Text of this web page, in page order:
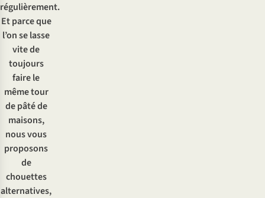
régulièrement.
Et parce que
l’on se lasse
vite de
toujours
faire le
même tour
de pâté de
maisons,
nous vous
proposons
de
chouettes
alternatives,